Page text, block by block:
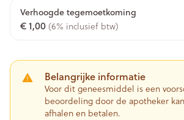
Verhoogde tegemoetkoming
€ 1,00 (6% inclusief btw)
Belangrijke informatie
Voor dit geneesmiddel is een
beoordeling door de apotheker
afhalen en betalen.